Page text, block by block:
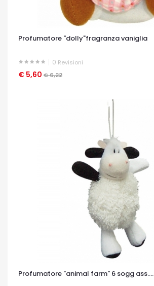
Profumatore "dolly"fragranza vaniglia
0 Revisioni
€ 5,60 € 6,22
OCCHIATA VELOCE
Profumatore "animal farm" 6 sogg ass....